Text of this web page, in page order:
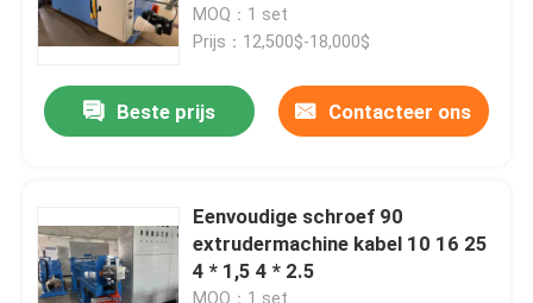
MOQ：1 set
Prijs：12,500$-18,000$
Beste prijs Contacteer ons
Eenvoudige schroef 90
extrudermachine kabel 10 16 25
4 * 1,5 4 * 2.5
MOQ：1 set